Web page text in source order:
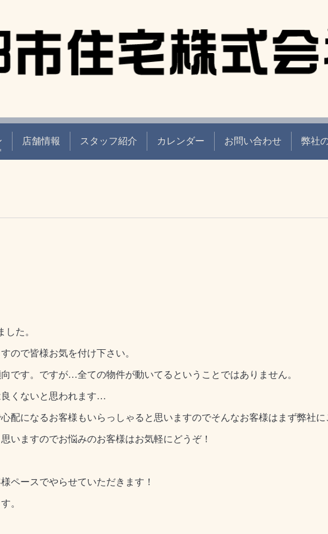
店舗情報 スタッフ紹介 カレンダー お問い合わせ 弊社
た。
ので皆様お気を付け下さい。
です。ですが…全ての物件が動いてるということではありません。
くないと思われます…
配になるお客様もいらっしゃると思いますのでそんなお客様はまず弊社に
いますのでお悩みのお客様はお気軽にどうぞ！
ペースでやらせていただきます！
。